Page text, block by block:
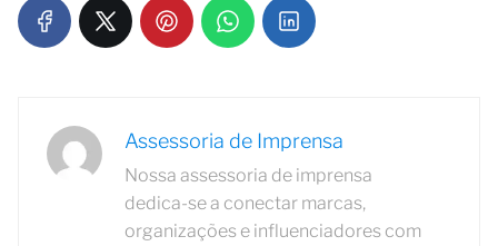
Assessoria de Imprensa
Nossa assessoria de imprensa
dedica-se a conectar marcas,
organizações e influenciadores com